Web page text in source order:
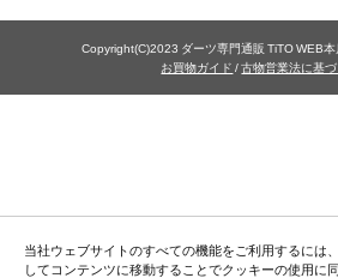
当社ウェブサイトのすべての機能をご利用するには
してコンテンツに移動することでクッキーの使用に
Copyright(C)2023 ダーツ専門通販 TiTO WEB
お買物ガイド /古物営業法に基